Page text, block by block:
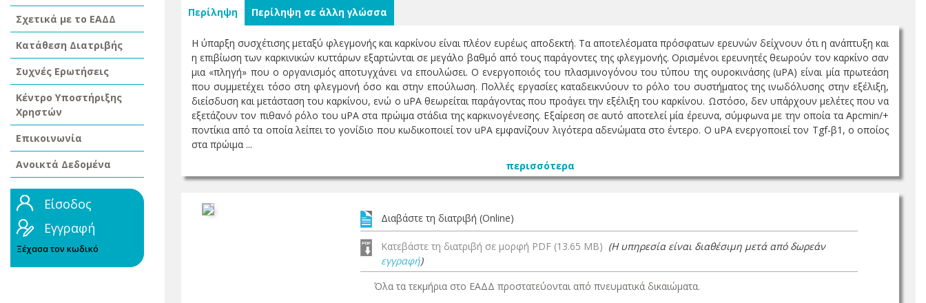
Σχετικά με το ΕΑΔΔ
Κατάθεση Διατριβής
Συχνές Ερωτήσεις
Κέντρο Υποστήριξης
Χρηστών
Επικοινωνία
Ανοικτά Δεδομένα
Είσοδος
Εγγραφή
Ξέχασα τον κωδικό
Περίληψη Περίληψη σε άλλη γλώσσα
Η ύπαρξη συσχέτισης μεταξύ φλεγμονής και καρκίνου είναι πλέον ευρέως αποδεκτή. Τα αποτελέσματα πρόσφατων ερευνών δείχνουν ότι η ανάπτυξη και
η επιβίωση των καρκινικών κυττάρων εξαρτώνται σε μεγάλο βαθμό από τους παράγοντες της φλεγμονής. Ορισμένοι ερευνητές θεωρούν τον καρκίνο σαν
μια «πληγή» που ο οργανισμός αποτυγχάνει να επουλώσει. Ο ενεργοποιός του πλασμινογόνου του τύπου της ουροκινάσης (uPA) είναι μία πρωτεάση
που συμμετέχει τόσο στη φλεγμονή όσο και στην επούλωση. Πολλές εργασίες καταδεικνύουν το ρόλο του συστήματος της ινωδόλυσης στην εξέλιξη,
διείσδυση και μετάσταση του καρκίνου, ενώ ο uPA θεωρείται παράγοντας που προάγει την εξέλιξη του καρκίνου. Ωστόσο, δεν υπάρχουν μελέτες που να
εξετάζουν τον πιθανό ρόλο του uPA στα πρώιμα στάδια της καρκινογένεσης. Εξαίρεση σε αυτό αποτελεί μία έρευνα, σύμφωνα με την οποία τα Apcmin/+
ποντίκια από τα οποία λείπει το γονίδιο που κωδικοποιεί τον uPA εμφανίζουν λιγότερα αδενώματα στο έντερο. Ο uPA ενεργοποιεί τον Tgf-β1, ο οποίος
στα πρώιμα ...
περισσότερα
Διαβάστε τη διατριβή (Online)
Κατεβάστε τη διατριβή σε μορφή PDF (13.65 MB) (Η υπηρεσία είναι διαθέσιμη μετά από δωρεάν
εγγραφή)
Όλα τα τεκμήρια στο ΕΑΔΔ προστατεύονται από πνευματικά δικαιώματα.